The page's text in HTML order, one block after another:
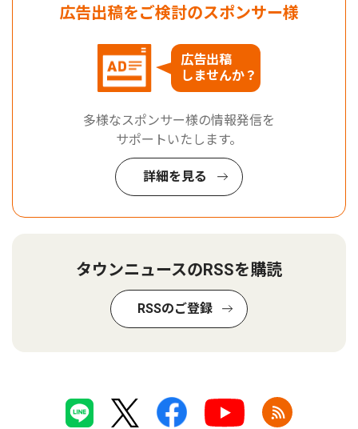
広告出稿をご検討のスポンサー様
広告出稿
しませんか？
多様なスポンサー様の情報発信を
サポートいたします。
詳細を見る
タウンニュースのRSSを購読
RSSのご登録